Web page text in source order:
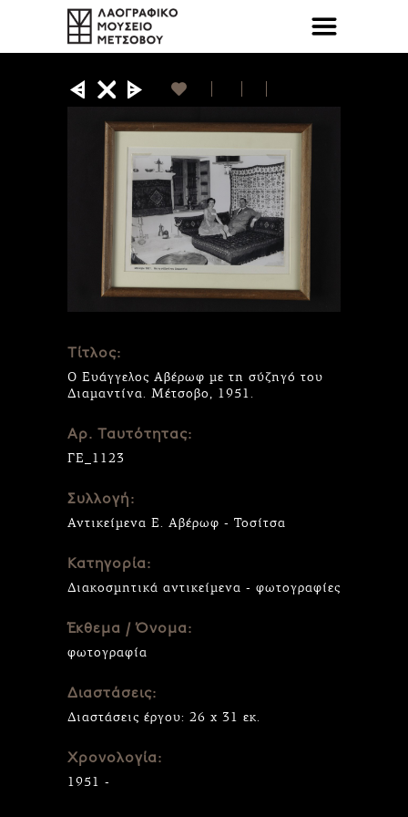
Τίτλος:
Ο Ευάγγελος Αβέρωφ με τη σύζηγό του
Διαμαντίνα. Μέτσοβο, 1951.
Αρ. Ταυτότητας:
ΓΕ_1123
Συλλογή:
Αντικείμενα Ε. Αβέρωφ - Τοσίτσα
Κατηγορία:
Διακοσμητικά αντικείμενα - φωτογραφίες
Έκθεμα / Όνομα:
φωτογραφία
Διαστάσεις:
Διαστάσεις έργου: 26 x 31 εκ.
Χρονολογία:
1951 -